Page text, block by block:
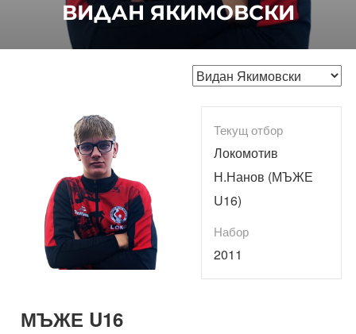
ВИДАН ЯКИМОВСКИ
Текущ отбор
Локомотив
Н.Нанов (МЪЖЕ
U16)
Набор
2011
МЪЖЕ U16